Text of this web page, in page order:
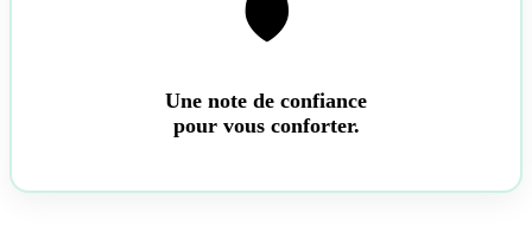
🛡️
Une note de confiance
pour vous conforter.